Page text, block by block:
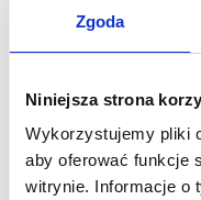
Zgoda
Niniejsza strona
Wykorzystujemy pliki
aby oferować funkcje
witrynie. Informacje o
System kadrowo-
pozwala
rejestrować i
wznowienia
podstawowej lub
realizować